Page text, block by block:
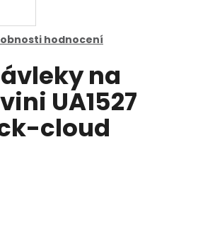
hodnocení
na
UA1527
cloud